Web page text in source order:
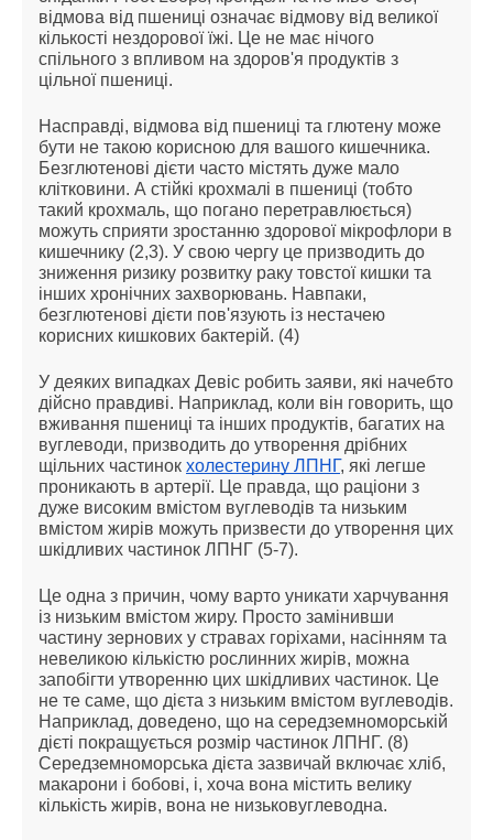
відмова від пшениці означає відмову від великої
кількості нездорової їжі. Це не має нічого
спільного з впливом на здоров'я продуктів з
цільної пшениці.
Насправді, відмова від пшениці та глютену може
бути не такою корисною для вашого кишечника.
Безглютенові дієти часто містять дуже мало
клітковини. А стійкі крохмалі в пшениці (тобто
такий крохмаль, що погано перетравлюється)
можуть сприяти зростанню здорової мікрофлори в
кишечнику (2,3). У свою чергу це призводить до
зниження ризику розвитку раку товстої кишки та
інших хронічних захворювань. Навпаки,
безглютенові дієти пов'язують із нестачею
корисних кишкових бактерій. (4)
У деяких випадках Девіс робить заяви, які начебто
дійсно правдиві. Наприклад, коли він говорить, що
вживання пшениці та інших продуктів, багатих на
вуглеводи, призводить до утворення дрібних
щільних частинок холестерину ЛПНГ, які легше
проникають в артерії. Це правда, що раціони з
дуже високим вмістом вуглеводів та низьким
вмістом жирів можуть призвести до утворення цих
шкідливих частинок ЛПНГ (5-7).
Це одна з причин, чому варто уникати харчування
із низьким вмістом жиру. Просто замінивши
частину зернових у стравах горіхами, насінням та
невеликою кількістю рослинних жирів, можна
запобігти утворенню цих шкідливих частинок. Це
не те саме, що дієта з низьким вмістом вуглеводів.
Наприклад, доведено, що на середземноморській
дієті покращується розмір частинок ЛПНГ. (8)
Середземноморська дієта зазвичай включає хліб,
макарони і бобові, і, хоча вона містить велику
кількість жирів, вона не низьковуглеводна.